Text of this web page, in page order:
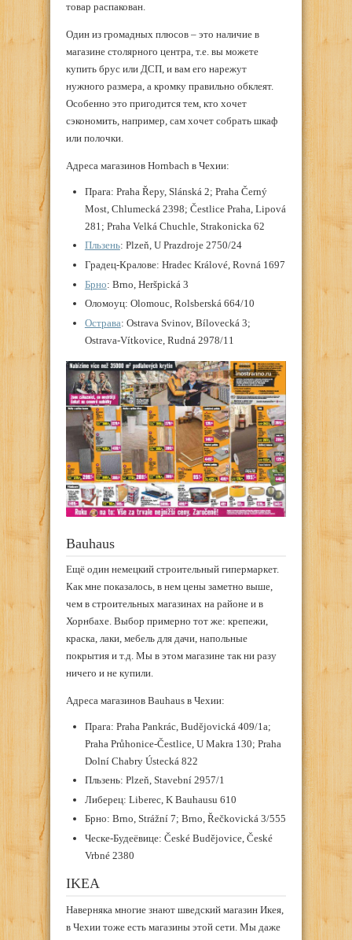
товар распакован.
Один из громадных плюсов – это наличие в
магазине столярного центра, т.е. вы можете
купить брус или ДСП, и вам его нарежут
нужного размера, а кромку правильно обклеят.
Особенно это пригодится тем, кто хочет
сэкономить, например, сам хочет собрать шкаф
или полочки.
Адреса магазинов Hornbach в Чехии:
Прага: Praha Řepy, Slánská 2; Praha Černý
Most, Chlumecká 2398; Čestlice Praha, Lipová
281; Praha Velká Chuchle, Strakonicka 62
Пльзень: Plzeň, U Prazdroje 2750/24
Градец-Кралове: Hradec Králové, Rovná 1697
Брно: Brno, Heršpická 3
Оломоуц: Olomouc, Rolsberská 664/10
Острава: Ostrava Svinov, Bílovecká 3;
Ostrava-Vítkovice, Rudná 2978/11
Bauhaus
Ещё один немецкий строительный гипермаркет.
Как мне показалось, в нем цены заметно выше,
чем в строительных магазинах на районе и в
Хорнбахе. Выбор примерно тот же: крепежи,
краска, лаки, мебель для дачи, напольные
покрытия и т.д. Мы в этом магазине так ни разу
ничего и не купили.
Адреса магазинов Bauhaus в Чехии:
Прага: Praha Pankrác, Budějovická 409/1a;
Praha Průhonice-Čestlice, U Makra 130; Praha
Dolní Chabry Ústecká 822
Пльзень: Plzeň, Stavební 2957/1
Либерец: Liberec, K Bauhausu 610
Брно: Brno, Strážní 7; Brno, Řečkovická 3/555
Ческе-Будеёвице: České Budějovice, České
Vrbné 2380
IKEA
Наверняка многие знают шведский магазин Икея,
в Чехии тоже есть магазины этой сети. Мы даже